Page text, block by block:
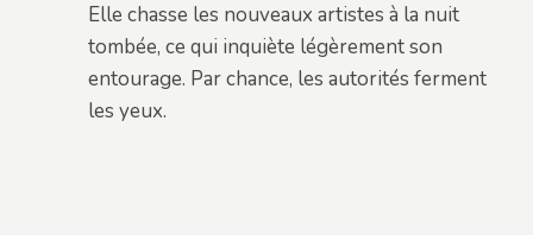
Elle chasse les nouveaux artistes à la nuit
tombée, ce qui inquiète légèrement son
entourage. Par chance, les autorités ferment
les yeux.